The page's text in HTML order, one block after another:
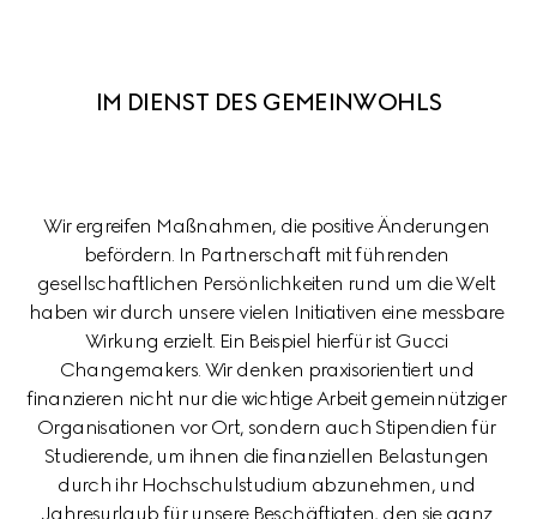
IM DIENST DES GEMEINWOHLS
Wir ergreifen Maßnahmen, die positive Änderungen
befördern. In Partnerschaft mit führenden
gesellschaftlichen Persönlichkeiten rund um die Welt
haben wir durch unsere vielen Initiativen eine messbare
Wirkung erzielt. Ein Beispiel hierfür ist Gucci
Changemakers. Wir denken praxisorientiert und
finanzieren nicht nur die wichtige Arbeit gemeinnütziger
Organisationen vor Ort, sondern auch Stipendien für
Studierende, um ihnen die finanziellen Belastungen
durch ihr Hochschulstudium abzunehmen, und
Jahresurlaub für unsere Beschäftigten, den sie ganz